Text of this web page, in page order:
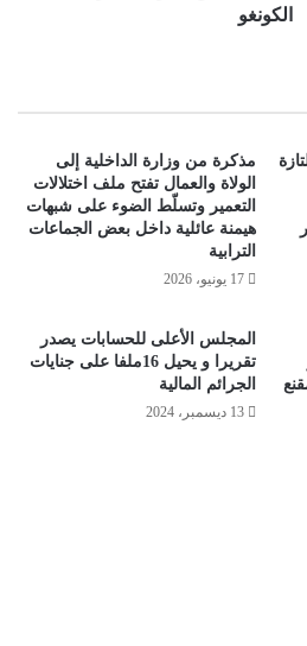
الكونغو
مذكرة من وزارة الداخلية إلى
الولاة والعمال تفتح ملف اختلالات
التعمير وتسلّط الضوء على شبهات
هيمنة عائلية داخل بعض الجماعات
الترابية
17 يونيو، 2026
المجلس الأعلى للحسابات يصدر
تقريرا و يحيل 16ملفا على جنايات
الجرائم المالية
13 ديسمبر، 2024